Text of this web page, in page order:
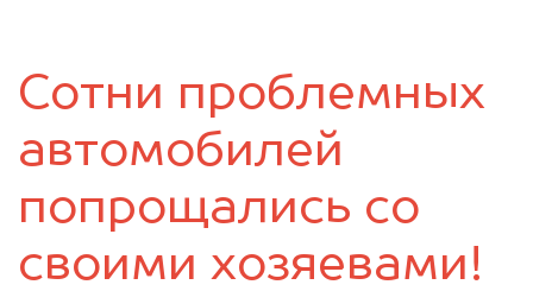
Лисий Нос
Лодейное Поле
Луга
Мурино
Никольское
Новая Ладога
Отрадное
Павловск
Парголово
Петергоф
Пикалёво
Сотни проблемных
автомобилей
попрощались со
своими хозяевами!